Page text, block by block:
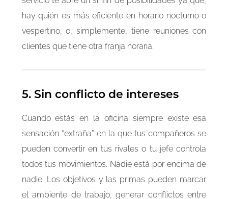
hay quién es más eficiente en horario nocturno o
vespertino, o, simplemente, tiene reuniones con
clientes que tiene otra franja horaria.
5. Sin conflicto de intereses
Cuando estás en la oficina siempre existe esa
sensación “extraña” en la que tus compañeros se
pueden convertir en tus rivales o tu jefe controla
todos tus movimientos. Nadie está por encima de
nadie. Los objetivos y las primas pueden marcar
el ambiente de trabajo, generar conflictos entre